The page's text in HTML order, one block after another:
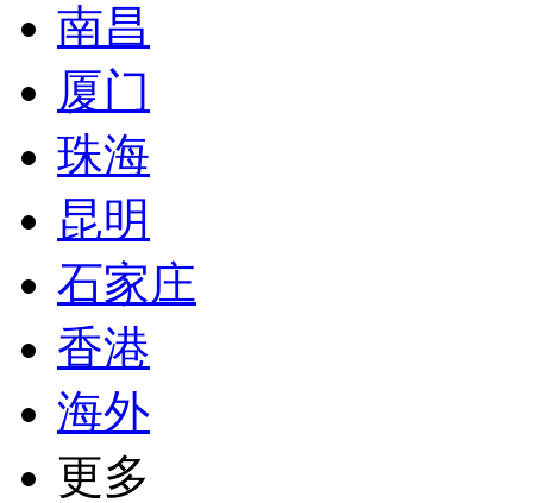
南昌
厦门
珠海
昆明
石家庄
香港
海外
更多